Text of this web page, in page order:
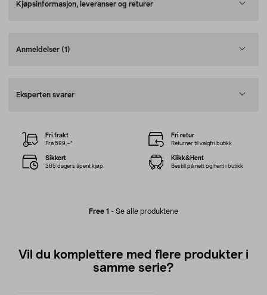
Kjøpsinformasjon, leveranser og returer
Anmeldelser (1)
Eksperten svarer
Free 1 - Se alle produktene
Fri frakt
Fra 599,–*
Fri retur
Returner til valgfri butikk
Sikkert
365 dagers åpent kjøp
Klikk&Hent
Bestill på nett og hent i butikk
Vil du komplettere med flere produkter i
samme serie?